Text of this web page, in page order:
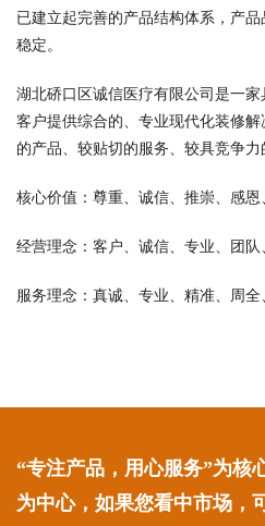
已建立起完善的产品结构体系，产
稳定。
湖北硚口区诚信医疗有限公司是一
客户提供综合的、专业现代化装修
的产品、较贴切的服务、较具竞争力
核心价值：尊重、诚信、推崇、感恩
经营理念：客户、诚信、专业、团队
服务理念：真诚、专业、精准、周全
“专注产品，用心服务”为核
为中心，如果您看中市场，